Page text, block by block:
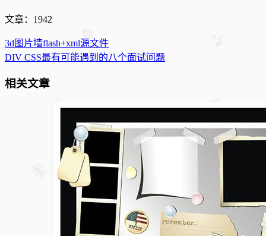
文章：1942
3d图片墙flash+xml源文件
DIV CSS最有可能遇到的八个面试问题
相关文章